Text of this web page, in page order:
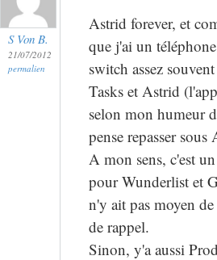
S Von B.
21/07/2012
permalien
Astrid forever, et
que j'ai un
switch assez
Tasks et Astrid
selon mon humeur
pense repasser
A mon sens, c'est
pour Wunderlist et
n'y ait pas moyen
de rappel.
Sinon, y'a aussi